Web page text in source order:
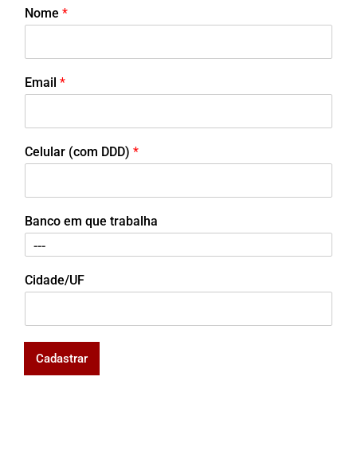
Nome *
Email *
Celular (com DDD) *
Banco em que trabalha
Cidade/UF
Cadastrar